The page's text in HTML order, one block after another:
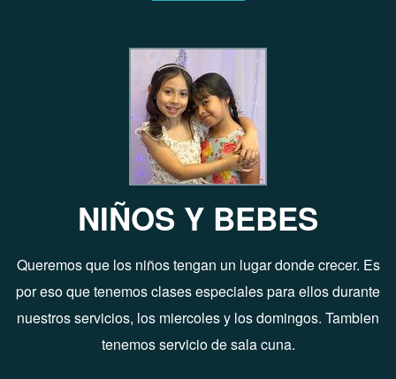
NIÑOS Y BEBES
Queremos que los niños tengan un lugar donde crecer. Es
por eso que tenemos clases especiales para ellos durante
nuestros servicios, los miercoles y los domingos. Tambien
tenemos servicio de sala cuna.